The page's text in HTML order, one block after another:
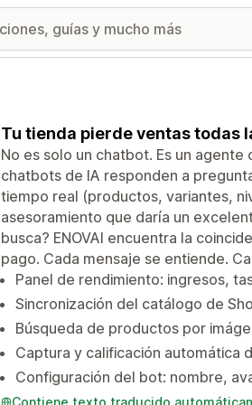
Tu tienda pierde ventas todas
No es solo un chatbot. Es un
chatbots de IA responden a
tiempo real (productos, variantes,
asesoramiento que daría un
busca? ENOVAI encuentra la
pago. Cada mensaje se entiende.
Panel de rendimiento: ingresos,
Sincronización del catálogo de
Búsqueda de productos por
Captura y calificación automática
Configuración del bot: nombre,
Contiene texto traducido